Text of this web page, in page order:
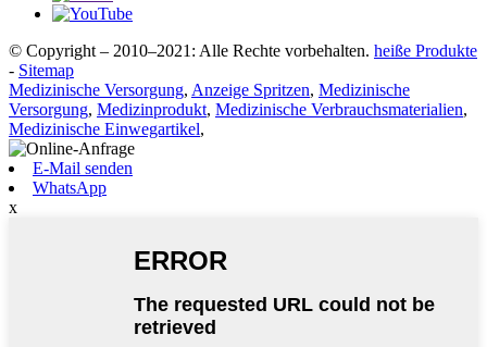
© Copyright – 2010–2021: Alle Rechte vorbehalten. heiße Produkte
- Sitemap
Medizinische Versorgung, Anzeige Spritzen, Medizinische
Versorgung, Medizinprodukt, Medizinische Verbrauchsmaterialien,
Medizinische Einwegartikel,
E-Mail senden
WhatsApp
x